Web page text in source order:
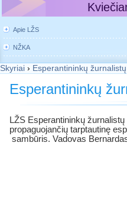
Apie LŽS
NŽKA
Skyriai › Esperantininkų
Esperantininkų
LŽS Esperantininkų
propaguojančių tarptautinę
sambūris. Vadovas